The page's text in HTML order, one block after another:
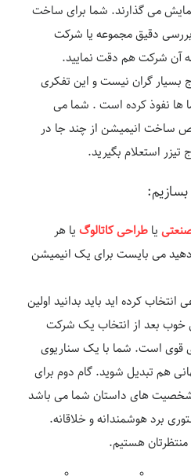
می گذارند. شما برای ساخت
دقیق مجموعه یا شرکت
آن شرکت هم دقت نمایید.
گران نیست و این تفکری
ها نفوذ کرده است . شما می
ساخت انیمیشن از چند جا در
استعلام بگیرید.
یاطراحی کاتالوگیا هر
می بایست برای یک انیمیشن
کرده اید باید بدانید اولین
بعد از انتخاب یک شرکت
ی قوی است. شما با یک سناریوی
هم تبدیل شوید. گام دوم برای
شخصیت های داستان شما می باشد
برد هوشمندانه و خلاقانه.
هستیم.